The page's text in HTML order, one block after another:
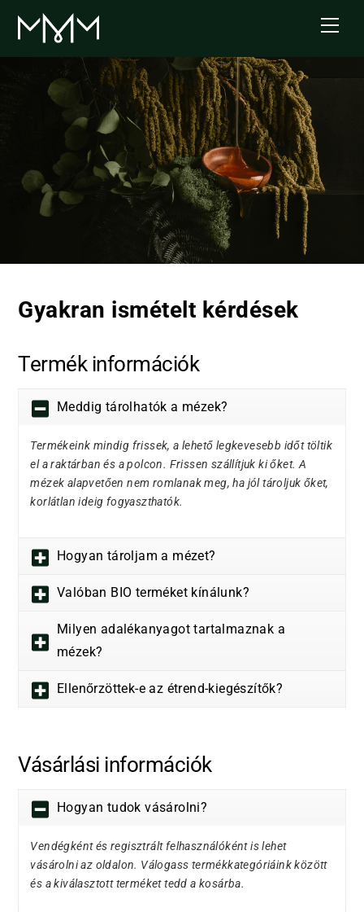
Gyakran ismételt kérdések
Termék információk
Meddig tárolhatók a mézek?
Termékeink mindig frissek, a lehető legkevesebb időt töltik
el a raktárban és a polcon. Frissen szállítjuk ki őket. A
mézek alapvetően nem romlanak meg, ha jól tároljuk őket,
korlátlan ideig fogyaszthatók.
Hogyan tároljam a mézet?
Valóban BIO terméket kínálunk?
Milyen adalékanyagot tartalmaznak a
mézek?
Ellenőrzöttek-e az étrend-kiegészítők?
Vásárlási információk
Hogyan tudok vásárolni?
Vendégként és regisztrált felhasználóként is lehet
vásárolni az oldalon. Válogass termékkategóriáink között
és a kiválasztott terméket tedd a kosárba.